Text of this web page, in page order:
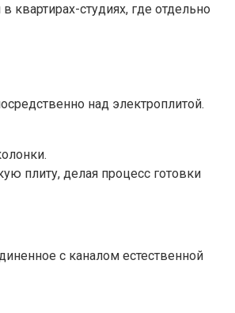
квартирах-студиях, где отдельно
над электроплитой.
плиту, делая процесс готовки
с каналом естественной